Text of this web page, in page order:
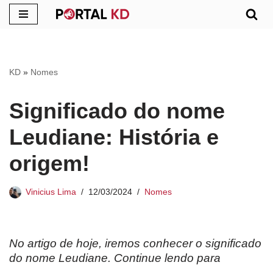
conteúdo
KD » Nomes
Significado do nome
Leudiane: História e
origem!
Vinicius Lima 12/03/2024 Nomes
No artigo de hoje, iremos conhecer o significado
do nome Leudiane. Continue lendo para